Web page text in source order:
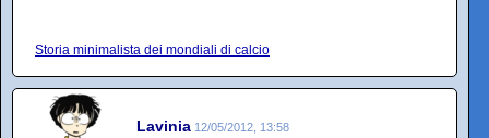
Storia minimalista dei mondiali di calcio
Lavinia 12/05/2012, 13:58